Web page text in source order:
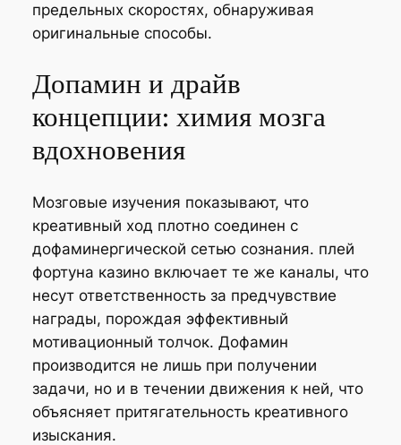
предельных скоростях, обнаруживая
оригинальные способы.
Допамин и драйв
концепции: химия мозга
вдохновения
Мозговые изучения показывают, что
креативный ход плотно соединен с
дофаминергической сетью сознания. плей
фортуна казино включает те же каналы, что
несут ответственность за предчувствие
награды, порождая эффективный
мотивационный толчок. Дофамин
производится не лишь при получении
задачи, но и в течении движения к ней, что
объясняет притягательность креативного
изыскания.